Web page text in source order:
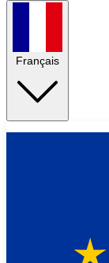
Français